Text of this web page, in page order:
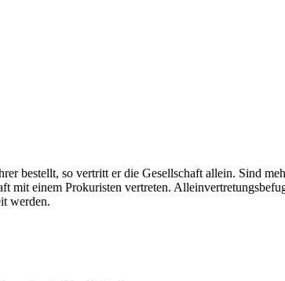
bestellt, so vertritt er die Gesellschaft allein. Sind
mit einem Prokuristen vertreten.
werden.